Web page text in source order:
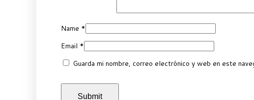
Name *
Email *
Guarda mi nombre, correo electrónico y web en este